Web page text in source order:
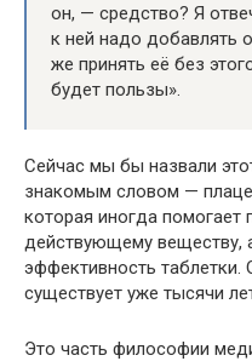
он, — средство? Я
к ней надо добавлять
же принять её без
будет пользы».
Сейчас мы бы назвали
знакомым словом —
которая иногда помогает
действующему веществу,
эффективность таблетки.
существует уже тысячи
Это часть философии